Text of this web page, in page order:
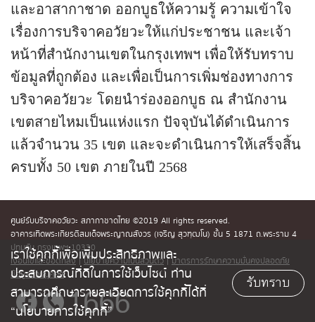
และอาสากาชาด ออกบูธให้ความรู้ ความเข้าใจ
เรื่องการบริจาคอวัยวะให้แก่ประชาชน และเจ้า
หน้าที่สำนักงานเขตในกรุงเทพฯ เพื่อให้รับทราบ
ข้อมูลที่ถูกต้อง และเพื่อเป็นการเพิ่มช่องทางการ
บริจาคอวัยวะ โดยนำร่องออกบูธ ณ สำนักงาน
เขตสายไหมเป็นแห่งแรก ปัจจุบันได้ดำเนินการ
แล้วจำนวน 35 เขต และจะดำเนินการให้เสร็จสิ้น
ครบทั้ง 50 เขต ภายในปี 2568
ศูนย์รับบริจาคอวัยวะ สภากาชาดไทย ©2019 All rights reserved.
อาคารเทิดพระเกียรติสมเด็จพระญาณสังวร (เจริญ สุวฑฺฒโน) ชั้น 5 1871 ถ.พระราม 4
ปทุมวัน กรุงเทพฯ 10330
เงื่อนไขและข้อตกลง|นโยบายความเป็นส่วนตัว|มาตรการรักษาความมั่นคงปลอดภัย
ข้อมูลส่วนบุคคล
เราใช้คุกกี้เพื่อเพิ่มประสิทธิภาพและ
ประสบการณ์ที่ดีในการใช้เว็บไซต์ ท่าน
สามารถศึกษารายละเอียดการใช้คุกกี้ได้ที่
“นโยบายการใช้คุกกี้”
รับทราบ